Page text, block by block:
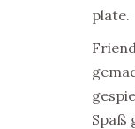
plate.
Spaß